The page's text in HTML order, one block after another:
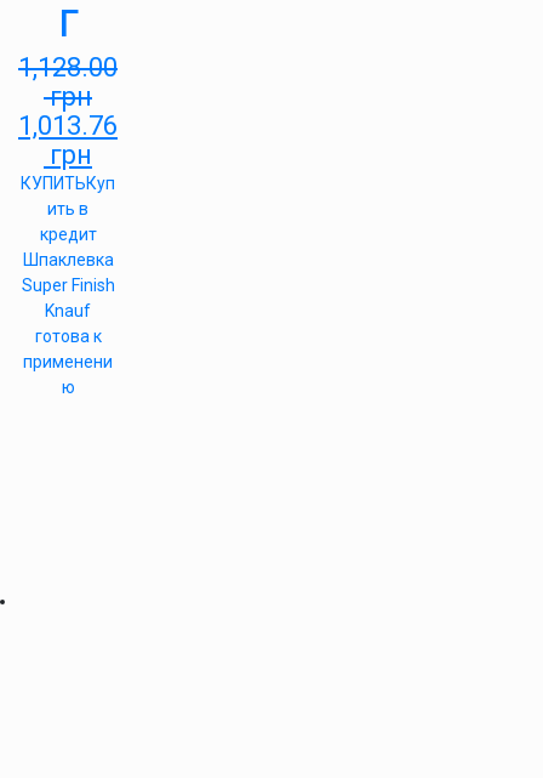
г
1,128.00
грн
1,013.76
грн
КУПИТЬКуп
ить в
кредит
Шпаклевка
Super Finish
Knauf
готова к
применени
ю